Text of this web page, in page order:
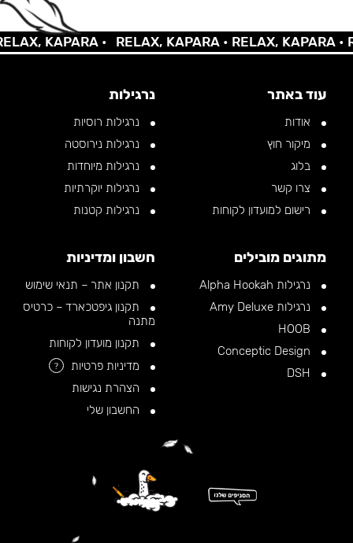
KAPARA • RELAX, KAPARA •RELAX, KAPARA •
עוד באתר
אודות
מיקור חוץ
בלוג
צרו קשר
רישום למועדון לקוחות
נרגילות
נרגילות רוסיות
נרגילות נירוסטה
נרגילות מיוחדות
נרגילות יוקרתיות
נרגילות קטנות
מתוגים מובילים
נרגילות Alpha Hookah
נרגילות Amy Deluxe
חשבון ומדיניות
תקנון אתר – תנאי שימוש
תקנון גיפטכארד – כרטיס
מתנה
תקנון מועדון לקוחות
מדיניות פרטיות
?
הצהרת נגישות
החשבון שלי